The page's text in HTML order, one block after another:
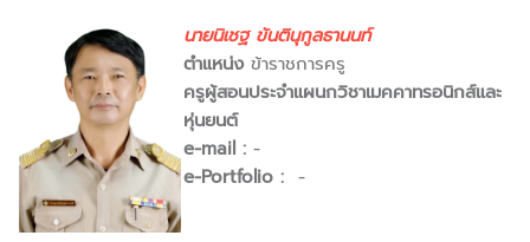
นายนิเชฐ ขันตินุกูลธานนท์
ตำแหน่งข้าราชการครู
ครูผู้สอนประจำแผนกวิชาเมคคาทรอนิกส์และ
หุ่นยนต์
e-mail : -
e-Portfolio : -